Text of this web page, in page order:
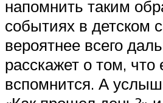
напомнить таким
событиях в детском
вероятнее всего
расскажет о том, что
вспомнится. А